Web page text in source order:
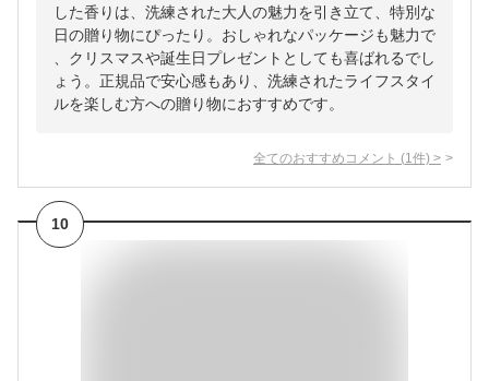
した香りは、洗練された大人の魅力を引き立て、特別な
日の贈り物にぴったり。おしゃれなパッケージも魅力で
、クリスマスや誕生日プレゼントとしても喜ばれるでし
ょう。正規品で安心感もあり、洗練されたライフスタイ
ルを楽しむ方への贈り物におすすめです。
全てのおすすめコメント (1 件) >
10